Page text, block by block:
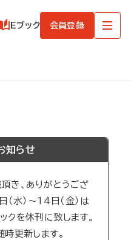
Eブック 会員登録
知らせ
き、ありがとうござ
（水）～14日（金）は
クを休刊に致します。
時更新します。